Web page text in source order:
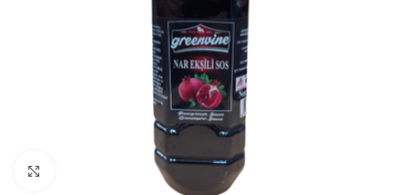
Büyütmek için tıklayın